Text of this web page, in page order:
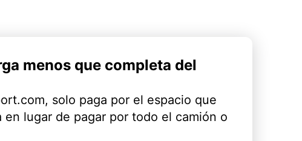
menos que completa del
solo paga por el espacio que
en lugar de pagar por todo el camión o